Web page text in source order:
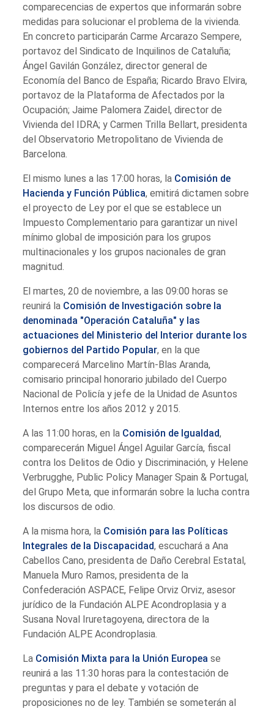
comparecencias de expertos que informarán sobre
medidas para solucionar el problema de la vivienda.
En concreto participarán Carme Arcarazo Sempere,
portavoz del Sindicato de Inquilinos de Cataluña;
Ángel Gavilán González, director general de
Economía del Banco de España; Ricardo Bravo Elvira,
portavoz de la Plataforma de Afectados por la
Ocupación; Jaime Palomera Zaidel, director de
Vivienda del IDRA; y Carmen Trilla Bellart, presidenta
del Observatorio Metropolitano de Vivienda de
Barcelona.
El mismo lunes a las 17:00 horas, la Comisión de
Hacienda y Función Pública, emitirá dictamen sobre
el proyecto de Ley por el que se establece un
Impuesto Complementario para garantizar un nivel
mínimo global de imposición para los grupos
multinacionales y los grupos nacionales de gran
magnitud.
El martes, 20 de noviembre, a las 09:00 horas se
reunirá la Comisión de Investigación sobre la
denominada "Operación Cataluña" y las
actuaciones del Ministerio del Interior durante los
gobiernos del Partido Popular, en la que
comparecerá Marcelino Martín-Blas Aranda,
comisario principal honorario jubilado del Cuerpo
Nacional de Policía y jefe de la Unidad de Asuntos
Internos entre los años 2012 y 2015.
A las 11:00 horas, en la Comisión de Igualdad,
comparecerán Miguel Ángel Aguilar García, fiscal
contra los Delitos de Odio y Discriminación, y Helene
Verbrugghe, Public Policy Manager Spain & Portugal,
del Grupo Meta, que informarán sobre la lucha contra
los discursos de odio.
A la misma hora, la Comisión para las Políticas
Integrales de la Discapacidad, escuchará a Ana
Cabellos Cano, presidenta de Daño Cerebral Estatal,
Manuela Muro Ramos, presidenta de la
Confederación ASPACE, Felipe Orviz Orviz, asesor
jurídico de la Fundación ALPE Acondroplasia y a
Susana Noval Iruretagoyena, directora de la
Fundación ALPE Acondroplasia.
La Comisión Mixta para la Unión Europea se
reunirá a las 11:30 horas para la contestación de
preguntas y para el debate y votación de
proposiciones no de ley. También se someterán al